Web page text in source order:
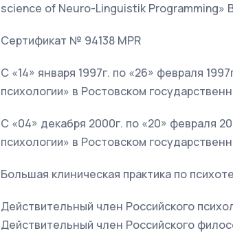
science of Neuro-Linguistik Programming»
Cертификат № 94138 MPR
С «14» января 1997г. по «26» февраля
психологии» в Ростовском
С «04» декабря 2000г. по «20» февраля
психологии» в Ростовском
Большая клиническая практика по
Действительный член Российского
Действительный член Российского